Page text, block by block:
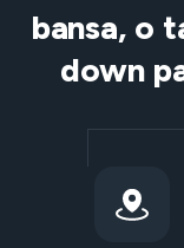
bansa, o
down